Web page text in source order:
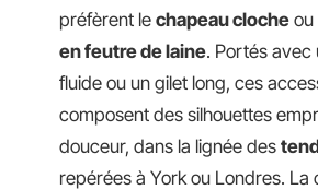
préfèrent le chapeau cloche ou
en feutre de laine. Portés avec
fluide ou un gilet long, ces
composent des silhouettes
douceur, dans la lignée des
repérées à York ou Londres. La